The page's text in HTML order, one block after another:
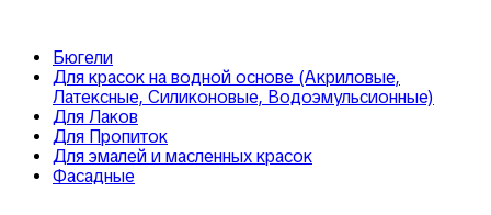
Бюгели
Для красок на водной основе (Акриловые,
Латексные, Силиконовые, Водоэмульсионные)
Для Лаков
Для Пропиток
Для эмалей и масленных красок
Фасадные